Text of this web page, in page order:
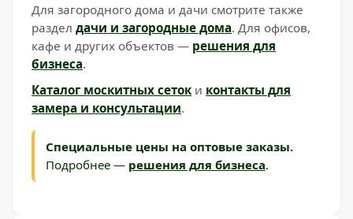
Для загородного дома и дачи смотрите также
раздел дачи и загородные дома. Для офисов,
кафе и других объектов — решения для
бизнеса.
Каталог москитных сеток и контакты для
замера и консультации.
Специальные цены на оптовые заказы.
Подробнее — решения для бизнеса.